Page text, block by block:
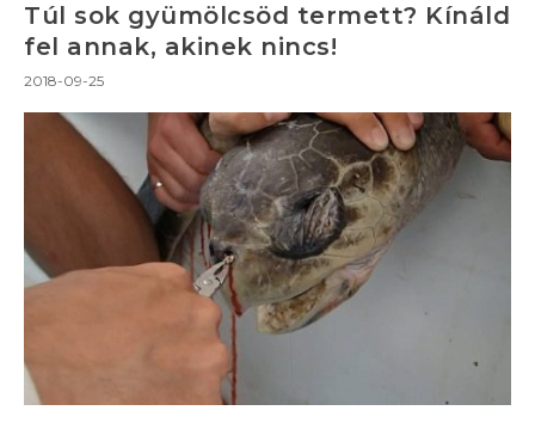
Túl sok gyümölcsöd termett? Kínáld
fel annak, akinek nincs!
2018-09-25